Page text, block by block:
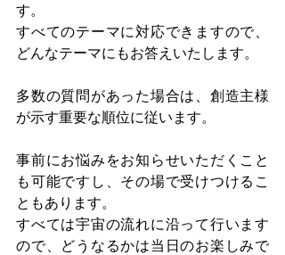
す。
すべてのテーマに対応できますので、
どんなテーマにもお答えいたします。
多数の質問があった場合は、創造主様
が示す重要な順位に従います。
事前にお悩みをお知らせいただくこと
も可能ですし、その場で受けつけるこ
ともあります。
すべては宇宙の流れに沿って行います
ので、どうなるかは当日のお楽しみで